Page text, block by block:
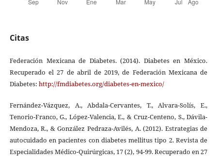
Citas
Federación Mexicana de Diabetes. (2014). Diabetes en México.
Recuperado el 27 de abril de 2019, de Federación Mexicana de
Diabetes: http://fmdiabetes.org/diabetes-en-mexico/
Fernández-Vázquez, A., Abdala-Cervantes, T., Alvara-Solís, E.,
Tenorio-Franco, G., López-Valencia, E., & Cruz-Centeno, S., Dávila-
Mendoza, R., & González Pedraza-Avilés, A. (2012). Estrategias de
autocuidado en pacientes con diabetes mellitus tipo 2. Revista de
Especialidades Médico-Quirúrgicas, 17 (2), 94-99. Recuperado en 27